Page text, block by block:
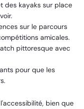
des kayaks sur place
sur le parcours
amicales.
pittoresque avec
pour que les
bien que